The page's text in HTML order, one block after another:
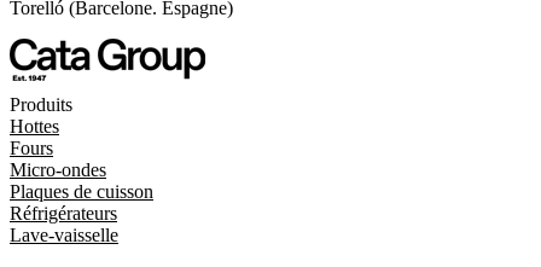
Torelló (Barcelone. Espagne)
Produits
Hottes
Fours
Micro-ondes
Plaques de cuisson
Réfrigérateurs
Lave-vaisselle